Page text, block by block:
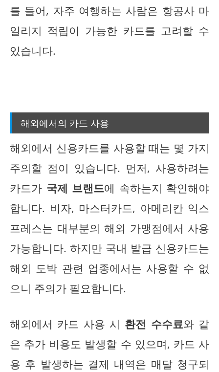
를 들어, 자주 여행하는 사람은 항공사 마
일리지 적립이 가능한 카드를 고려할 수
있습니다.
해외에서의 카드 사용
해외에서 신용카드를 사용할 때는 몇 가지
주의할 점이 있습니다. 먼저, 사용하려는
카드가 국제 브랜드에 속하는지 확인해야
합니다. 비자, 마스터카드, 아메리칸 익스
프레스는 대부분의 해외 가맹점에서 사용
가능합니다. 하지만 국내 발급 신용카드는
해외 도박 관련 업종에서는 사용할 수 없
으니 주의가 필요합니다.
해외에서 카드 사용 시 환전 수수료와 같
은 추가 비용도 발생할 수 있으며, 카드 사
용 후 발생하는 결제 내역은 매달 청구되